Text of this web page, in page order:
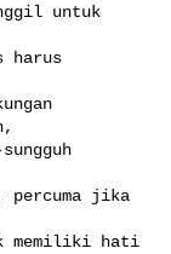
untuk
harus
percuma jika
memiliki hati